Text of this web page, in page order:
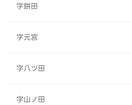
字餅田
字元宮
字八ツ田
字山ノ田